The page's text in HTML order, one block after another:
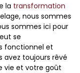
la transformation
nous sommes
sommes ici pour
se
fonctionnel et
avez toujours rêvé
vie et votre goût